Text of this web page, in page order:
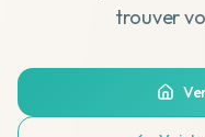
trouver